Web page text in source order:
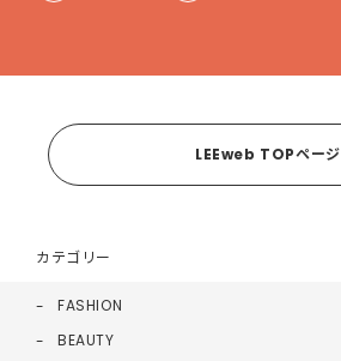
LEEweb TOPページ
カテゴリー
FASHION
BEAUTY